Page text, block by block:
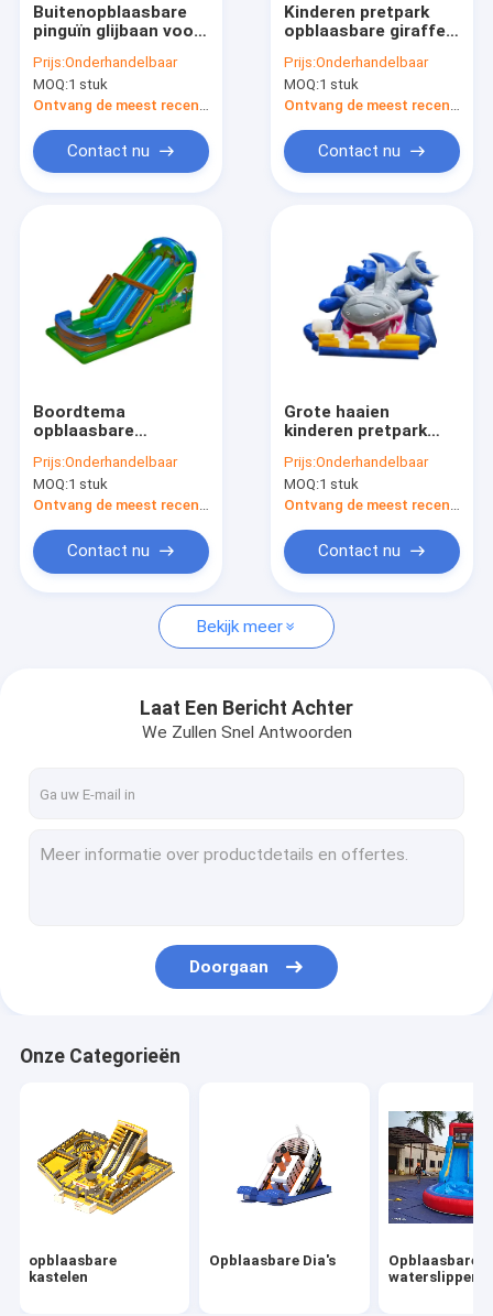
Producten
Over Ons
Fabriekstour
Nieuws
Gevallen
Vraag een offerte
Opblaasbare Dia's
Opblaasbare waterslippen
Opblaasbare bogen
Opblaasbare waterkastelen
opblaasbaar waterpark
Bounce Castle Glijbaan
Buitenopblaasbare
pinguïn glijbaan voor
Prijs:Onderhandelbaar
MOQ:1 stuk
Ontvang de meest recente Prijs
Contact nu
Kinderen pretpark
opblaasbare giraffe
huur
Prijs:Onderhandelbaar
MOQ:1 stuk
Ontvang de meest recente Prijs
Contact nu
Boordtema
opblaasbare
dubbele lijn
Prijs:Onderhandelbaar
MOQ:1 stuk
Ontvang de meest recente Prijs
Contact nu
Grote haaien
kinderen pretpark
te huur
Prijs:Onderhandelbaar
MOQ:1 stuk
Ontvang de meest recente Prijs
Contact nu
Bekijk meer
Laat Een Bericht Achter
We Zullen Snel Antwoorden
Doorgaan
Onze Categorieën
opblaasbare
kastelen
Opblaasbare Dia's
Opblaasbare
waterslippen